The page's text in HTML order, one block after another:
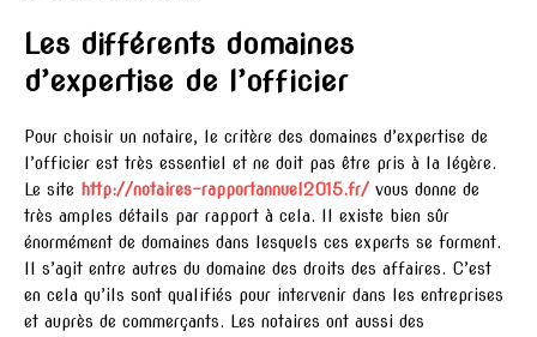
Les différents domaines
d’expertise de l’officier
Pour choisir un notaire, le critère des domaines d’expertise de
l’officier est très essentiel et ne doit pas être pris à la légère.
Le site http://notaires-rapportannuel2015.fr/ vous donne de
très amples détails par rapport à cela. Il existe bien sûr
énormément de domaines dans lesquels ces experts se forment.
Il s’agit entre autres du domaine des droits des affaires. C’est
en cela qu’ils sont qualifiés pour intervenir dans les entreprises
et auprès de commerçants. Les notaires ont aussi des